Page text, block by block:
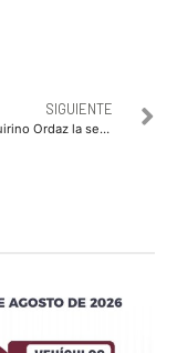
SIGUIENTE
Inaugura Quirino Ordaz la segunda etapa del parque Las Riberas